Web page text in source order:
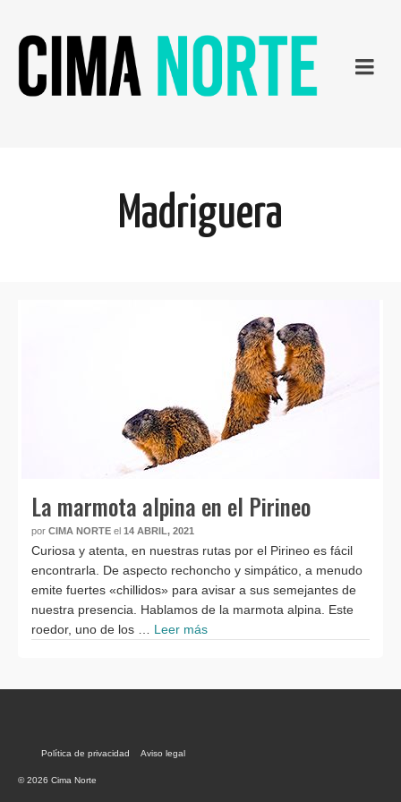
Madriguera
La marmota alpina en el Pirineo
por CIMA NORTE el 14 ABRIL, 2021
Curiosa y atenta, en nuestras rutas por el Pirineo es fácil
encontrarla. De aspecto rechoncho y simpático, a menudo
emite fuertes «chillidos» para avisar a sus semejantes de
nuestra presencia. Hablamos de la marmota alpina. Este
roedor, uno de los … Leer más
Política de privacidad Aviso legal
© 2026 Cima Norte